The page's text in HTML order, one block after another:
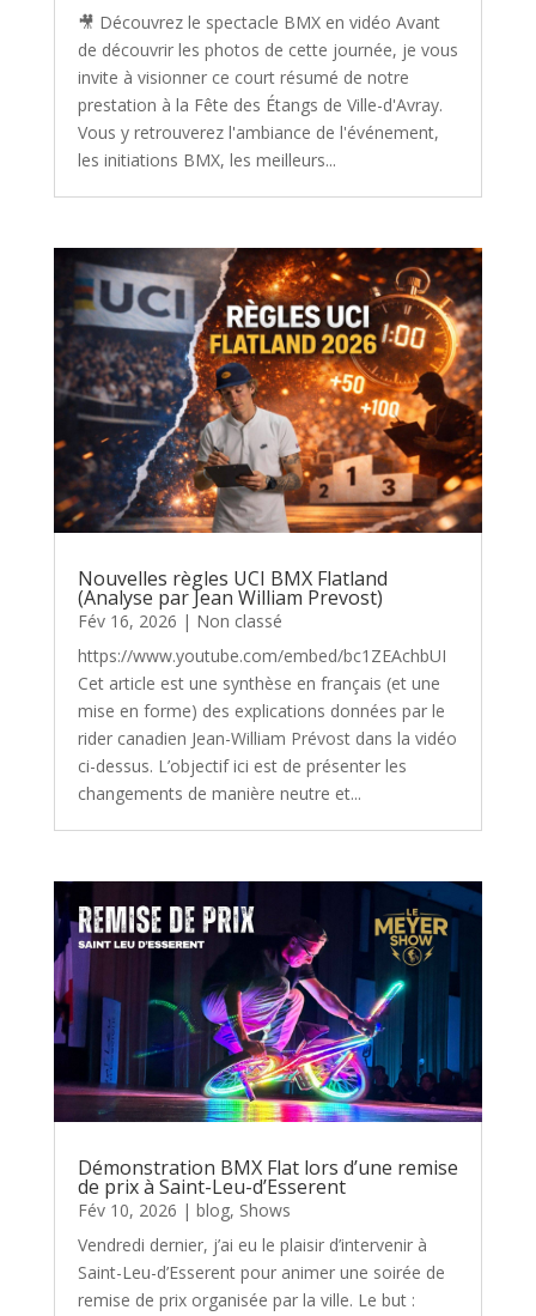
🎥 Découvrez le spectacle BMX en vidéo Avant
de découvrir les photos de cette journée, je vous
invite à visionner ce court résumé de notre
prestation à la Fête des Étangs de Ville-d'Avray.
Vous y retrouverez l'ambiance de l'événement,
les initiations BMX, les meilleurs...
Nouvelles règles UCI BMX Flatland
(Analyse par Jean William Prevost)
Fév 16, 2026 | Non classé
https://www.youtube.com/embed/bc1ZEAchbUI
Cet article est une synthèse en français (et une
mise en forme) des explications données par le
rider canadien Jean-William Prévost dans la vidéo
ci-dessus. L’objectif ici est de présenter les
changements de manière neutre et...
Démonstration BMX Flat lors d’une remise
de prix à Saint-Leu-d’Esserent
Fév 10, 2026 | blog, Shows
Vendredi dernier, j’ai eu le plaisir d’intervenir à
Saint-Leu-d’Esserent pour animer une soirée de
remise de prix organisée par la ville. Le but :